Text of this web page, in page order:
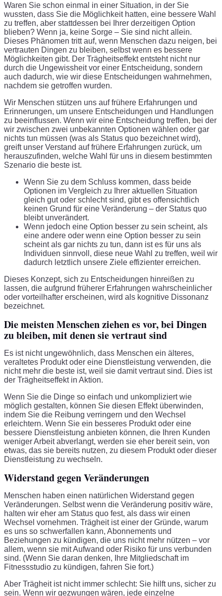
Waren Sie schon einmal in einer Situation, in der Sie
wussten, dass Sie die Möglichkeit hatten, eine bessere Wahl
zu treffen, aber stattdessen bei Ihrer derzeitigen Option
blieben? Wenn ja, keine Sorge – Sie sind nicht allein.
Dieses Phänomen tritt auf, wenn Menschen dazu neigen, bei
vertrauten Dingen zu bleiben, selbst wenn es bessere
Möglichkeiten gibt. Der Trägheitseffekt entsteht nicht nur
durch die Ungewissheit vor einer Entscheidung, sondern
auch dadurch, wie wir diese Entscheidungen wahrnehmen,
nachdem sie getroffen wurden.
Wir Menschen stützen uns auf frühere Erfahrungen und
Erinnerungen, um unsere Entscheidungen und Handlungen
zu beeinflussen. Wenn wir eine Entscheidung treffen, bei der
wir zwischen zwei unbekannten Optionen wählen oder gar
nichts tun müssen (was als Status quo bezeichnet wird),
greift unser Verstand auf frühere Erfahrungen zurück, um
herauszufinden, welche Wahl für uns in diesem bestimmten
Szenario die beste ist.
Wenn Sie zu dem Schluss kommen, dass beide
Optionen im Vergleich zu Ihrer aktuellen Situation
gleich gut oder schlecht sind, gibt es offensichtlich
keinen Grund für eine Veränderung – der Status quo
bleibt unverändert.
Wenn jedoch eine Option besser zu sein scheint, als
eine andere oder wenn eine Option besser zu sein
scheint als gar nichts zu tun, dann ist es für uns als
Individuen sinnvoll, diese neue Wahl zu treffen, weil wir
dadurch letztlich unsere Ziele effizienter erreichen.
Dieses Konzept, sich zu Entscheidungen hinreißen zu
lassen, die aufgrund früherer Erfahrungen wahrscheinlicher
oder vorteilhafter erscheinen, wird als kognitive Dissonanz
bezeichnet.
Die meisten Menschen ziehen es vor, bei Dingen
zu bleiben, mit denen sie vertraut sind
Es ist nicht ungewöhnlich, dass Menschen ein älteres,
veraltetes Produkt oder eine Dienstleistung verwenden, die
nicht mehr die beste ist, weil sie damit vertraut sind. Dies ist
der Trägheitseffekt in Aktion.
Wenn Sie die Dinge so einfach und unkompliziert wie
möglich gestalten, können Sie diesen Effekt überwinden,
indem Sie die Reibung verringern und den Wechsel
erleichtern. Wenn Sie ein besseres Produkt oder eine
bessere Dienstleistung anbieten können, die Ihren Kunden
weniger Arbeit abverlangt, werden sie eher bereit sein, von
etwas, das sie bereits nutzen, zu diesem Produkt oder dieser
Dienstleistung zu wechseln.
Widerstand gegen Veränderungen
Menschen haben einen natürlichen Widerstand gegen
Veränderungen. Selbst wenn die Veränderung positiv wäre,
halten wir eher am Status quo fest, als dass wir einen
Wechsel vornehmen. Trägheit ist einer der Gründe, warum
es uns so schwerfallen kann, Abonnements und
Beziehungen zu kündigen, die uns nicht mehr nützen – vor
allem, wenn sie mit Aufwand oder Risiko für uns verbunden
sind. (Wenn Sie daran denken, Ihre Mitgliedschaft im
Fitnessstudio zu kündigen, fahren Sie fort.)
Aber Trägheit ist nicht immer schlecht: Sie hilft uns, sicher zu
sein. Wenn wir gezwungen wären, jede einzelne